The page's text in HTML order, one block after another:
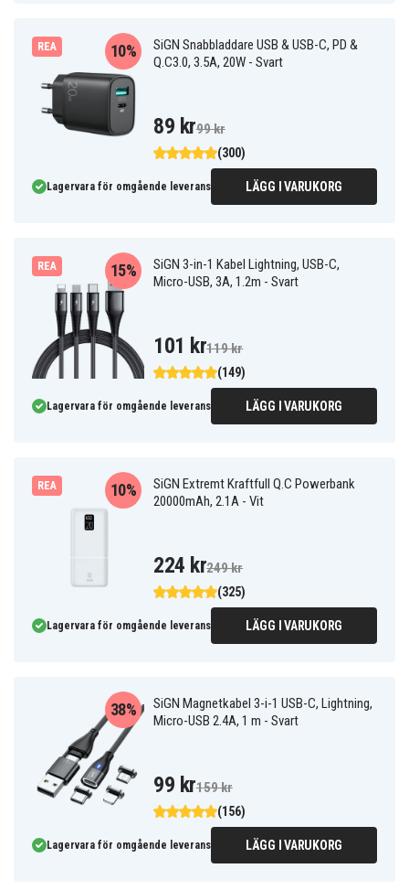
REA
SiGN Snabbladdare USB & USB-C, PD &
Q.C3.0, 3.5A, 20W - Svart
(300)
10%
89 kr99 kr
Lagervara för omgående leverans LÄGG I VARUKORG
REA
SiGN 3-in-1 Kabel Lightning, USB-C,
Micro-USB, 3A, 1.2m - Svart
(149)
15%
101 kr119 kr
Lagervara för omgående leverans LÄGG I VARUKORG
REA
SiGN Extremt Kraftfull Q.C Powerbank
20000mAh, 2.1A - Vit
(325)
10%
224 kr249 kr
Lagervara för omgående leverans LÄGG I VARUKORG
SiGN Magnetkabel 3-i-1 USB-C, Lightning,
Micro-USB 2.4A, 1 m - Svart
(156)
38%
99 kr159 kr
Lagervara för omgående leverans LÄGG I VARUKORG